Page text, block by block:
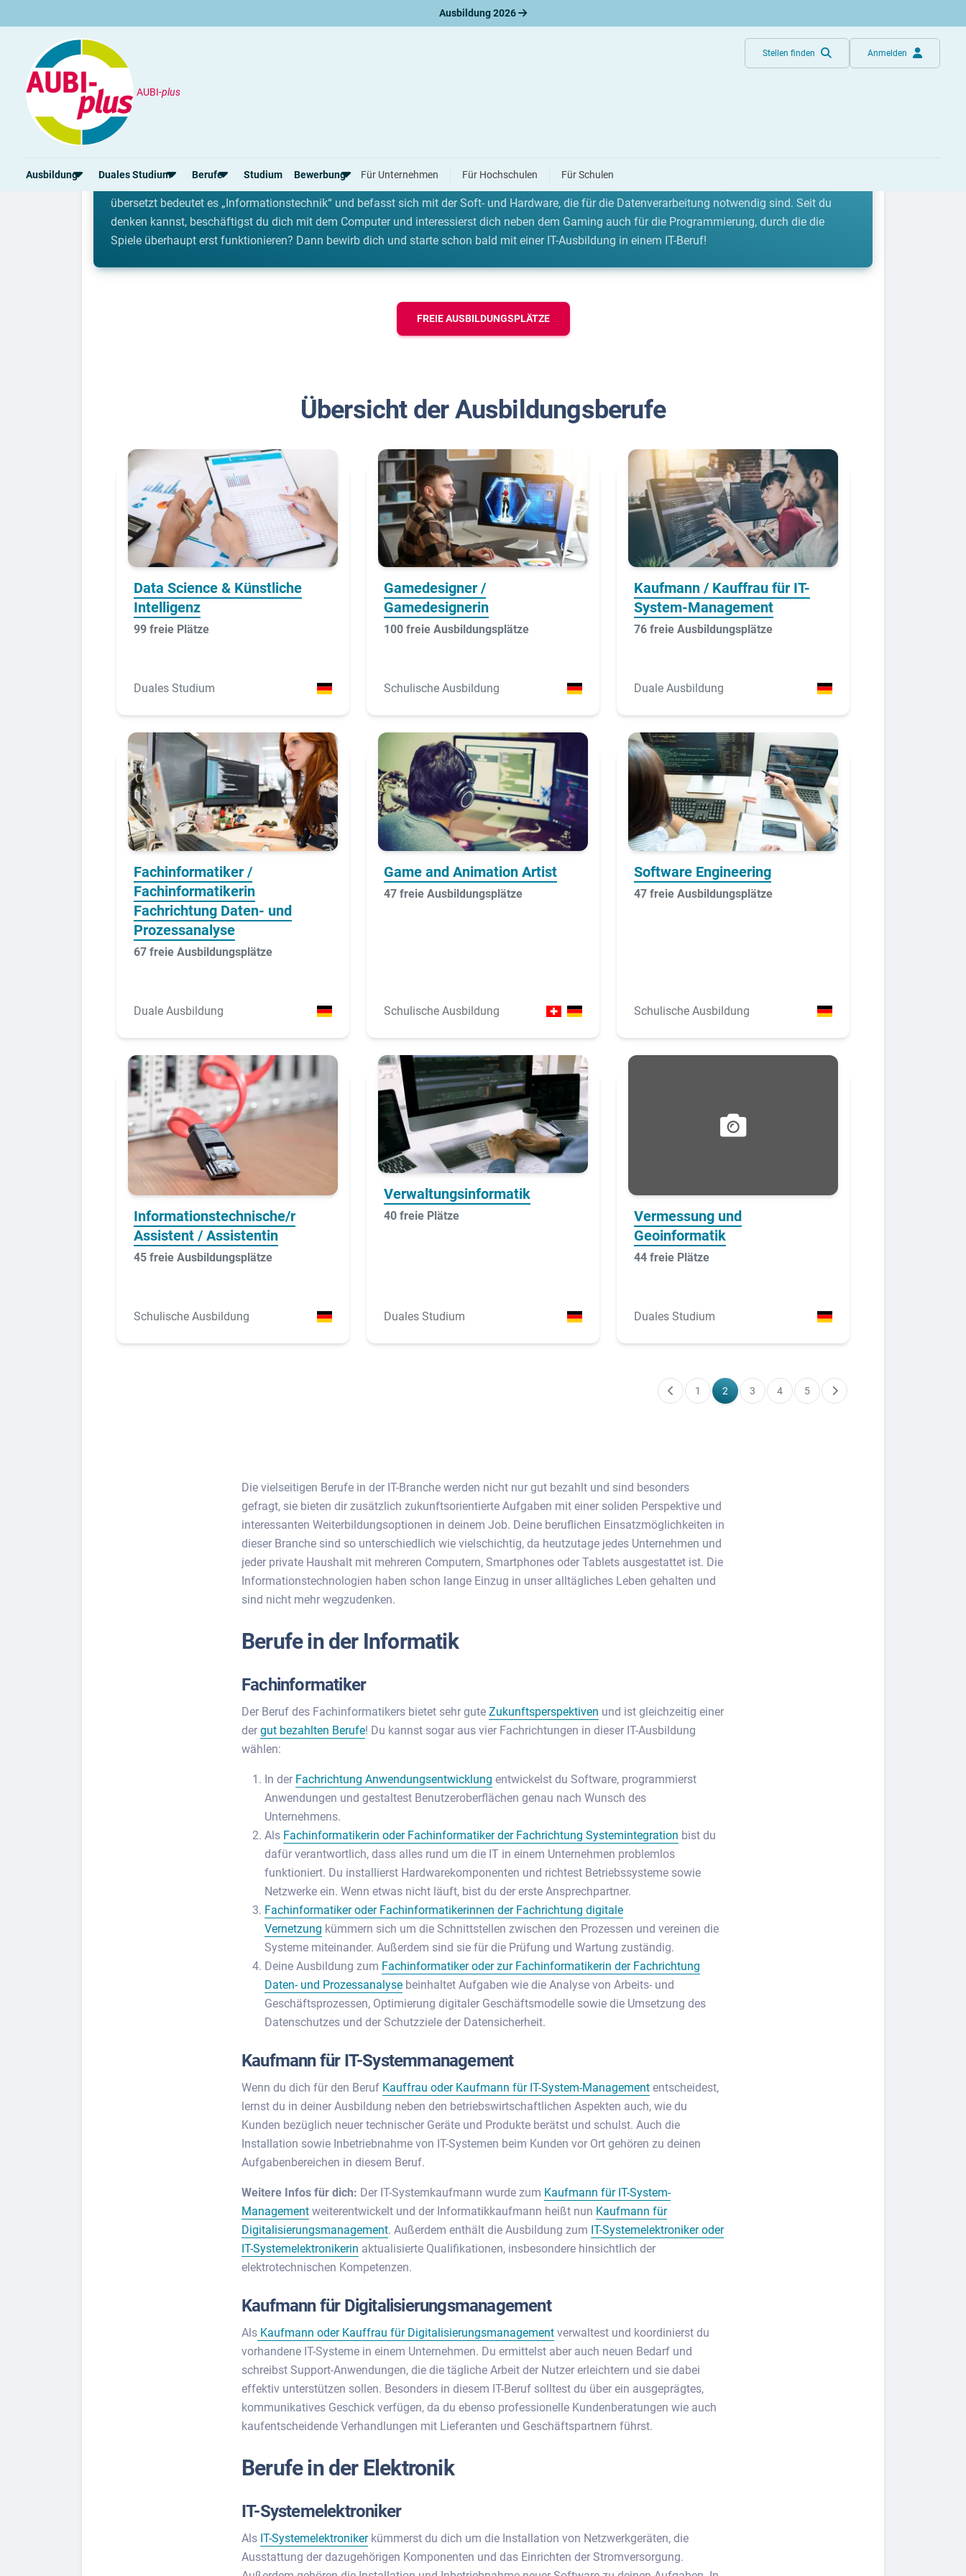
Ausbildung 2026
AUBI-plus
Stellen finden Anmelden
Ausbildung
Rund um die Ausbildung
Ausbildungsplätze 2026
Duales Studium
Rund um das duale Studium
Duale Studienplätze 2026
Berufe
Rund um Berufe
Studium Bewerbung
Bewerbungsratgeber
Für Unternehmen Für Hochschulen Für Schulen
Berufe
Die Abkürzung IT (Information Technology) steht für den Übergang zwischen der klassischen Elektronik und der modernen Informatik. Wörtlich
übersetzt bedeutet es „Informationstechnik“ und befasst sich mit der Soft- und Hardware, die für die Datenverarbeitung notwendig sind. Seit du
denken kannst, beschäftigst du dich mit dem Computer und interessierst dich neben dem Gaming auch für die Programmierung, durch die die
Spiele überhaupt erst funktionieren? Dann bewirb dich und starte schon bald mit einer IT-Ausbildung in einem IT-Beruf!
FREIE AUSBILDUNGSPLÄTZE
Übersicht der Ausbildungsberufe
Data Science & Künstliche
Intelligenz
99 freie Plätze
Duales Studium
Gamedesigner /
Gamedesignerin
100 freie Ausbildungsplätze
Schulische Ausbildung
Kaufmann / Kauffrau für IT-
System-Management
76 freie Ausbildungsplätze
Duale Ausbildung
Fachinformatiker /
Fachinformatikerin
Fachrichtung Daten- und
Prozessanalyse
67 freie Ausbildungsplätze
Duale Ausbildung
Game and Animation Artist
47 freie Ausbildungsplätze
Schulische Ausbildung
Software Engineering
47 freie Ausbildungsplätze
Schulische Ausbildung
Informationstechnische/r
Assistent / Assistentin
45 freie Ausbildungsplätze
Schulische Ausbildung
Verwaltungsinformatik
40 freie Plätze
Duales Studium
Vermessung und
Geoinformatik
44 freie Plätze
Duales Studium
1 2 3 4 5
Die vielseitigen Berufe in der IT-Branche werden nicht nur gut bezahlt und sind besonders
gefragt, sie bieten dir zusätzlich zukunftsorientierte Aufgaben mit einer soliden Perspektive und
interessanten Weiterbildungsoptionen in deinem Job. Deine beruflichen Einsatzmöglichkeiten in
dieser Branche sind so unterschiedlich wie vielschichtig, da heutzutage jedes Unternehmen und
jeder private Haushalt mit mehreren Computern, Smartphones oder Tablets ausgestattet ist. Die
Informationstechnologien haben schon lange Einzug in unser alltägliches Leben gehalten und
sind nicht mehr wegzudenken.
Berufe in der Informatik
Fachinformatiker
Der Beruf des Fachinformatikers bietet sehr gute Zukunftsperspektiven und ist gleichzeitig einer
der gut bezahlten Berufe! Du kannst sogar aus vier Fachrichtungen in dieser IT-Ausbildung
wählen:
In der Fachrichtung Anwendungsentwicklung entwickelst du Software, programmierst
Anwendungen und gestaltest Benutzeroberflächen genau nach Wunsch des
Unternehmens.
Als Fachinformatikerin oder Fachinformatiker der Fachrichtung Systemintegration bist du
dafür verantwortlich, dass alles rund um die IT in einem Unternehmen problemlos
funktioniert. Du installierst Hardwarekomponenten und richtest Betriebssysteme sowie
Netzwerke ein. Wenn etwas nicht läuft, bist du der erste Ansprechpartner.
Fachinformatiker oder Fachinformatikerinnen der Fachrichtung digitale
Vernetzung kümmern sich um die Schnittstellen zwischen den Prozessen und vereinen die
Systeme miteinander. Außerdem sind sie für die Prüfung und Wartung zuständig.
Deine Ausbildung zum Fachinformatiker oder zur Fachinformatikerin der Fachrichtung
Daten- und Prozessanalyse beinhaltet Aufgaben wie die Analyse von Arbeits- und
Geschäftsprozessen, Optimierung digitaler Geschäftsmodelle sowie die Umsetzung des
Datenschutzes und der Schutzziele der Datensicherheit.
Kaufmann für IT-Systemmanagement
Wenn du dich für den Beruf Kauffrau oder Kaufmann für IT-System-Management entscheidest,
lernst du in deiner Ausbildung neben den betriebswirtschaftlichen Aspekten auch, wie du
Kunden bezüglich neuer technischer Geräte und Produkte berätst und schulst. Auch die
Installation sowie Inbetriebnahme von IT-Systemen beim Kunden vor Ort gehören zu deinen
Aufgabenbereichen in diesem Beruf.
Weitere Infos für dich: Der IT-Systemkaufmann wurde zum Kaufmann für IT-System-
Management weiterentwickelt und der Informatikkaufmann heißt nun Kaufmann für
Digitalisierungsmanagement. Außerdem enthält die Ausbildung zum IT-Systemelektroniker oder
IT-Systemelektronikerin aktualisierte Qualifikationen, insbesondere hinsichtlich der
elektrotechnischen Kompetenzen.
Kaufmann für Digitalisierungsmanagement
Als Kaufmann oder Kauffrau für Digitalisierungsmanagement verwaltest und koordinierst du
vorhandene IT-Systeme in einem Unternehmen. Du ermittelst aber auch neuen Bedarf und
schreibst Support-Anwendungen, die die tägliche Arbeit der Nutzer erleichtern und sie dabei
effektiv unterstützen sollen. Besonders in diesem IT-Beruf solltest du über ein ausgeprägtes,
kommunikatives Geschick verfügen, da du ebenso professionelle Kundenberatungen wie auch
kaufentscheidende Verhandlungen mit Lieferanten und Geschäftspartnern führst.
Berufe in der Elektronik
IT-Systemelektroniker
Als IT-Systemelektronikerkümmerst du dich um die Installation von Netzwerkgeräten, die
Ausstattung der dazugehörigen Komponenten und das Einrichten der Stromversorgung.